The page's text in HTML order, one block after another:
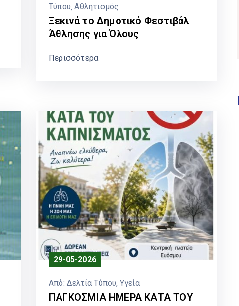
Τύπου‚Αθλητισμός
Ξεκινά το Δημοτικό Φεστιβάλ
Άθλησης για Όλους
Περισσότερα
29-05-2026
Από: Δελτία Τύπου‚ Υγεία
ΠΑΓΚΟΣΜΙΑ ΗΜΕΡΑ ΚΑΤΑ ΤΟΥ